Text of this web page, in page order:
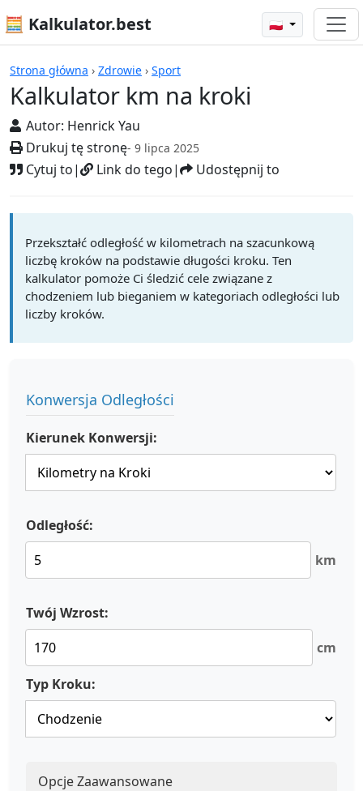
🧮 Kalkulator.best 🇵🇱
Strona główna › Zdrowie › Sport
Kalkulator km na kroki
Autor: Henrick Yau
Drukuj tę stronę- 9 lipca 2025
Cytuj to| Link do tego| Udostępnij to
Kalkulatory
Przekształć odległość w kilometrach na szacunkową
liczbę kroków na podstawie długości kroku. Ten
kalkulator pomoże Ci śledzić cele związane z
chodzeniem lub bieganiem w kategoriach odległości lub
liczby kroków.
Konwersja Odległości
Kierunek Konwersji:
Odległość:
km
Twój Wzrost:
cm
Typ Kroku:
Opcje Zaawansowane